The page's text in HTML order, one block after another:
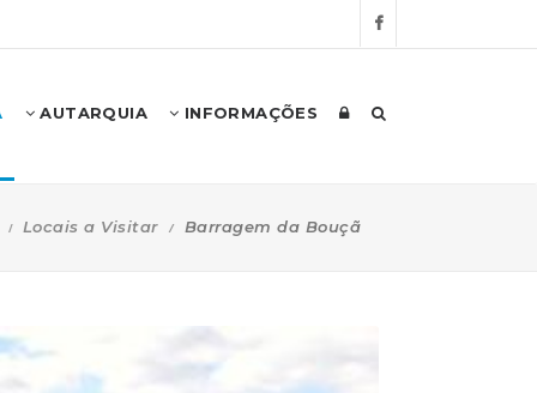
AUTARQUIA INFORMAÇÕES
Locais a Visitar Barragem da Bouçã